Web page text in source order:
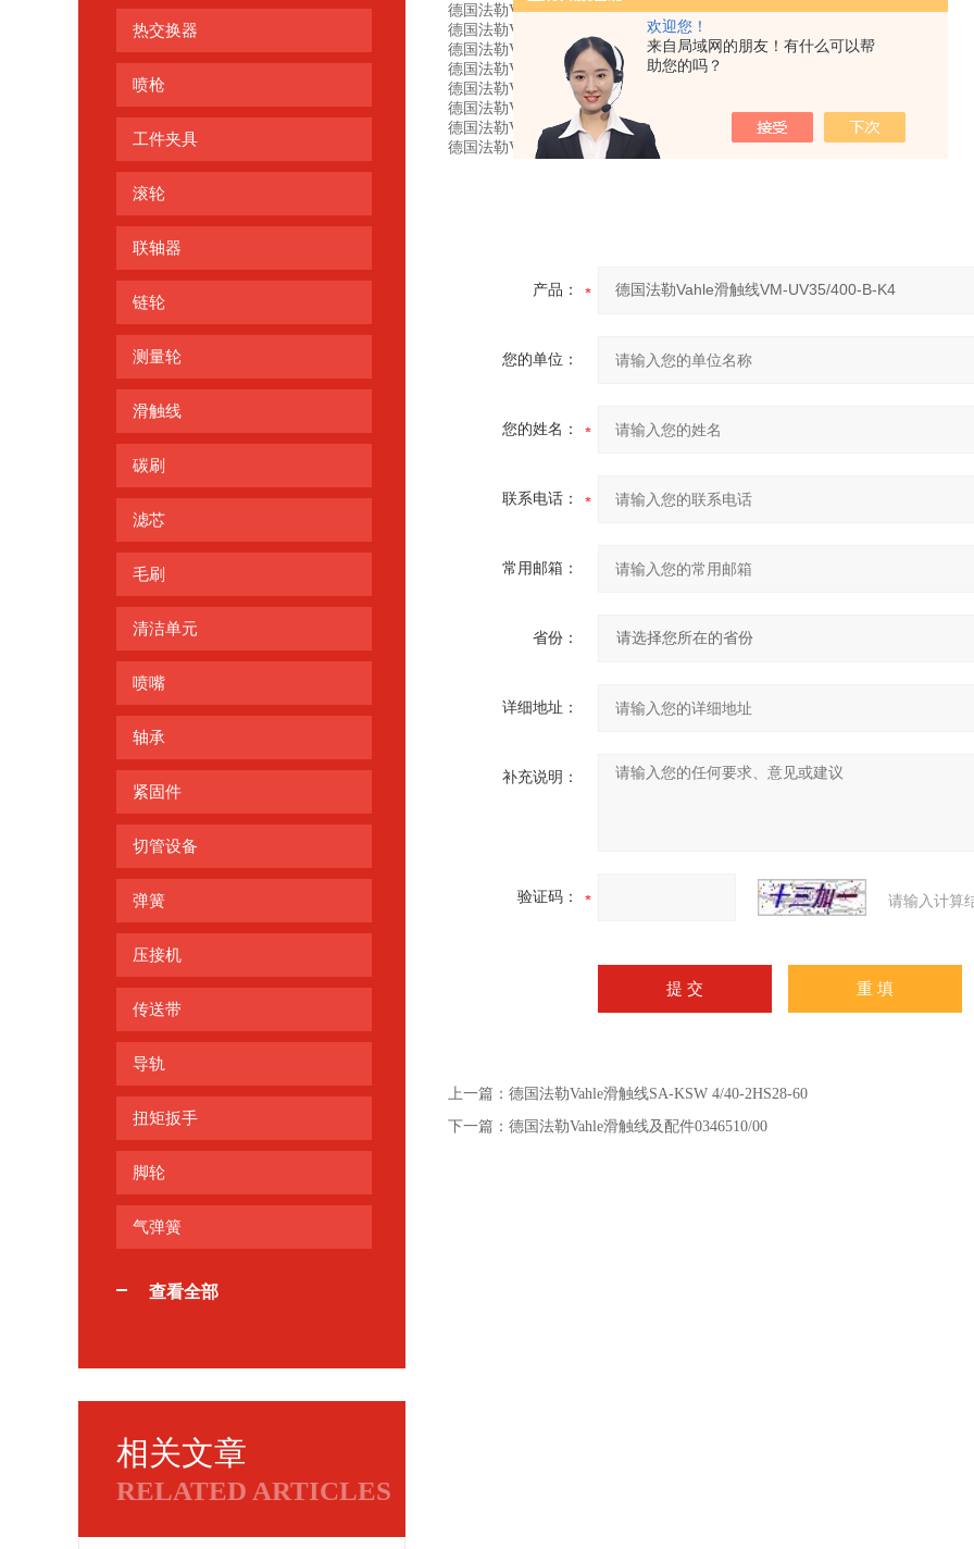
欢迎您！
来自局域网的朋友！有什么可以帮
助您的吗？
热交换器
喷枪
工件夹具
滚轮
联轴器
链轮
测量轮
滑触线
碳刷
滤芯
毛刷
清洁单元
喷嘴
轴承
紧固件
切管设备
弹簧
压接机
传送带
导轨
扭矩扳手
脚轮
气弹簧
查看全部
相关文章
RELATED ARTICLES
德国法勒VAHLE 碳刷及配件 U15/25C-6000PH-BA(162136 )
德国法勒VAHLE 滑触线及配件 0162136/00 U15/25C-6000PH-BA（6m）
德国法勒VAHLE 输送机用导轨及配件 2522029,BFU 10A-9
德国法勒VAHLE 电缆等 2805931
德国法勒VAHLE 单极滑线级配件等 2805928
德国法勒VAHLE 碳刷及配件 0195303/00 EK-EKLS/E
德国法勒VAHLE 滑触线及配件 SA-KSTL30PH-04C-2000;0152089/00
德国法勒Vahle滑触线VM-UV35/400-B-K4
产品：
您的单位：
您的姓名：
联系电话：
常用邮箱：
省份：
详细地址：
补充说明：
验证码： 请输入计算
上一篇： 德国法勒Vahle滑触线SA-KSW 4/40-2HS28-60
下一篇： 德国法勒Vahle滑触线及配件0346510/00